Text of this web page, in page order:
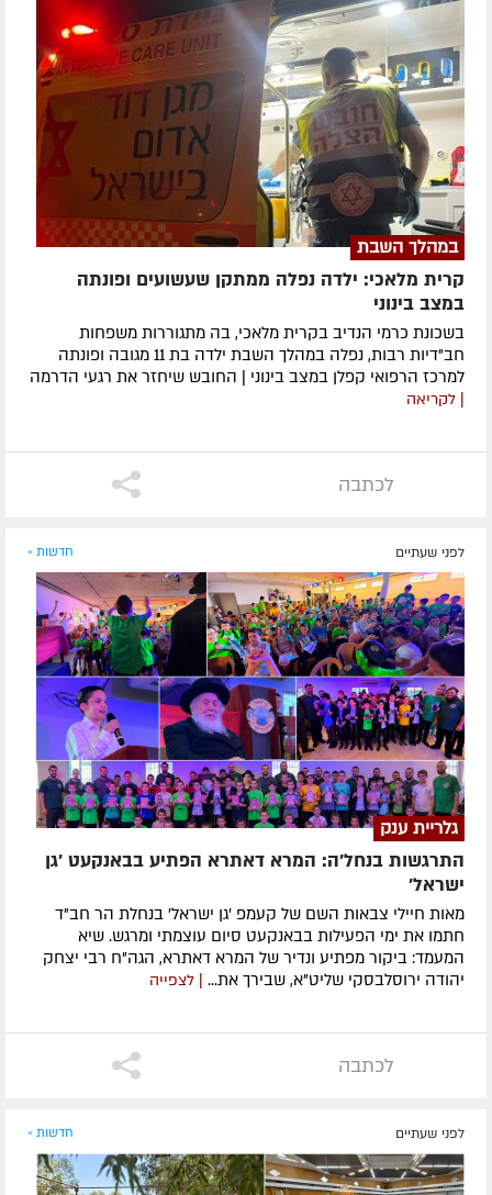
במהלך השבת
קרית מלאכי: ילדה נפלה ממתקן שעשועים ופונתה
במצב בינוני
בשכונת כרמי הנדיב בקרית מלאכי, בה מתגוררות משפחות
חב"דיות רבות, נפלה במהלך השבת ילדה בת 11 מגובה ופונתה
למרכז הרפואי קפלן במצב בינוני | החובש שיחזר את רגעי הדרמה
| לקריאה
לכתבה
לפני שעתיים חדשות »
גלריית ענק
התרגשות בנחל'ה: המרא דאתרא הפתיע בבאנקעט 'גן
ישראל'
מאות חיילי צבאות השם של קעמפ 'גן ישראל' בנחלת הר חב"ד
חתמו את ימי הפעילות בבאנקעט סיום עוצמתי ומרגש. שיא
המעמד: ביקור מפתיע ונדיר של המרא דאתרא, הגה"ח רבי יצחק
יהודה ירוסלבסקי שליט"א, שבירך את... | לצפייה
לכתבה
לפני שעתיים חדשות »